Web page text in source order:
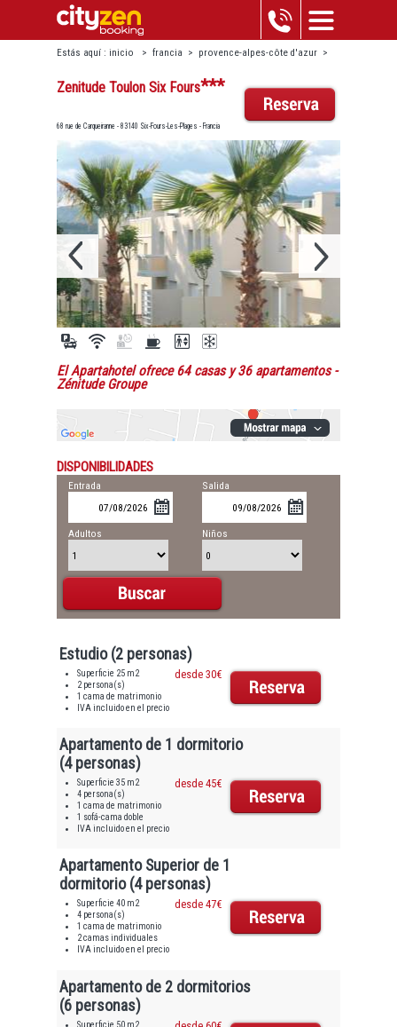
Estás aquí : inicio > francia > provence-alpes-côte d'azur >
six-fours-les-plages >zenitude toulon six fours
Zenitude Toulon Six Fours***
68 rue de Carqueiranne - 83140 Six-Fours-Les-Plages - Francia
El Apartahotel ofrece 64 casas y 36 apartamentos-
Zénitude Groupe
DISPONIBILIDADES
Entrada Salida
Adultos Niños
Estudio (2 personas)
Superficie 25 m2
2 persona(s)
1 cama de matrimonio
IVA incluido en el precio
desde 30€
Apartamento de 1 dormitorio
(4 personas)
Superficie 35 m2
4 persona(s)
1 cama de matrimonio
1 sofá-cama doble
IVA incluido en el precio
desde 45€
Apartamento Superior de 1
dormitorio (4 personas)
Superficie 40 m2
4 persona(s)
1 cama de matrimonio
2 camas individuales
IVA incluido en el precio
desde 47€
Apartamento de 2 dormitorios
(6 personas)
Superficie 50 m2